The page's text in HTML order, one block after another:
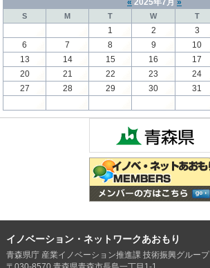
« 2025年7月 »
S M T W T
1 2 3
6
7 8 9 10
13
14 15 16 17
20
21 22 23 24
27
28 29 30 31
イノベーション・ネットワークあおもり
青森県庁 産業イノベーション推進課 技術振興グループ